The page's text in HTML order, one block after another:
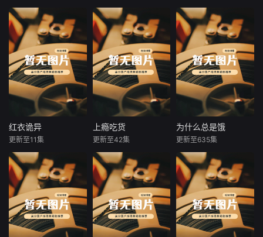
有一
小伙明明是满级大
佬却没有用武之
地，直到今天才看
到第一个鬼
少女魂穿到了小时
候的世界，为了当
上富二代让父亲卖
掉房子搞投资
苏晚辞职回乡养
老，只想撸猫躺
平。谁知自家十五
斤的胖橘橘富贵竟
能吞食物资，传送
到丧尸横行的末
世！饿到绝望的将
军陆峥收到天降矿
泉水，虔诚手写“谢
谢神仙”。一人一猫
被迫营业：投喂、
至搬来现代军队跨
时空火力支援。当
丧尸王大军压境，
橘富贵觉醒神兽之
力，与苏晚合体化
身“猫猫侠”，金光
净化整片废土。一
红衣诡异
少年的妹妹被人害
死，他为了给妹妹
报仇，竟化身最强
红衣诡异
红衣诡异
更新至11集
上瘾吃货
吃货天团上线，美
食吃到超满足！
上瘾吃货
更新至42集
为什么总是饿
一群小吃货的快乐
生活，分分钟治愈
你疲惫的身心！
为什么总是饿
更新至635集